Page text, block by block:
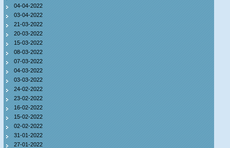
04-04-2022
03-04-2022
21-03-2022
20-03-2022
15-03-2022
08-03-2022
07-03-2022
04-03-2022
03-03-2022
24-02-2022
23-02-2022
16-02-2022
15-02-2022
02-02-2022
31-01-2022
27-01-2022